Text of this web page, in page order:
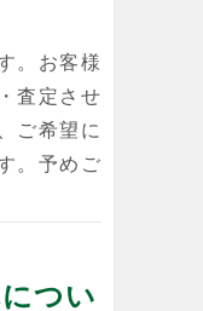
。お客様
査定させ
ご希望に
。予めご
つい